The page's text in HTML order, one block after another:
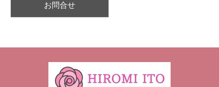
お問合せ